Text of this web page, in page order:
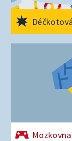
Mozkovna